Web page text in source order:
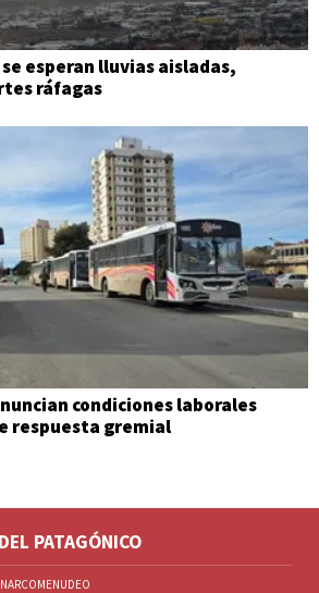
esperan lluvias aisladas,
ráfagas
condiciones laborales
respuesta gremial
PATAGÓNICO
NARCOMENUDEO